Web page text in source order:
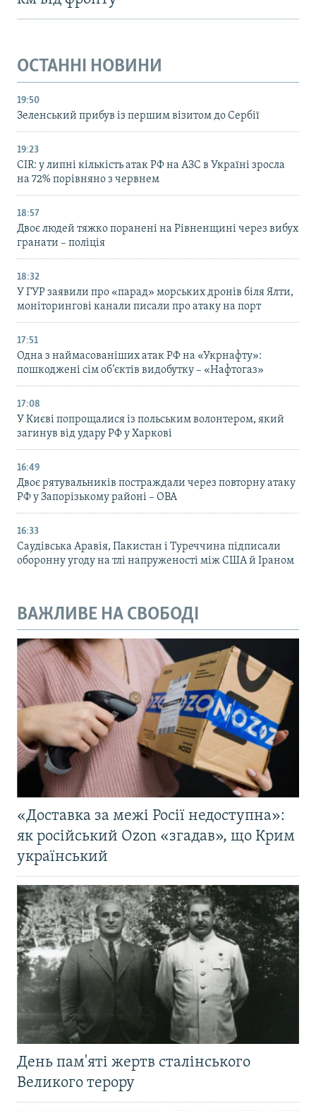
ОСТАННІ НОВИНИ
19:50
Зеленський прибув із першим візитом до Сербії
19:23
CIR: у липні кількість атак РФ на АЗС в Україні зросла
на 72% порівняно з червнем
18:57
Двоє людей тяжко поранені на Рівненщині через вибух
гранати – поліція
18:32
У ГУР заявили про «парад» морських дронів біля Ялти,
моніторингові канали писали про атаку на порт
17:51
Одна з наймасованіших атак РФ на «Укрнафту»:
пошкоджені сім об’єктів видобутку – «Нафтогаз»
17:08
У Києві попрощалися із польським волонтером, який
загинув від удару РФ у Харкові
16:49
Двоє рятувальників постраждали через повторну атаку
РФ у Запорізькому районі – ОВА
16:33
Саудівська Аравія, Пакистан і Туреччина підписали
оборонну угоду на тлі напруженості між США й Іраном
ВАЖЛИВЕ НА СВОБОДІ
«Доставка за межі Росії недоступна»:
як російський Ozon «згадав», що Крим
український
День пам'яті жертв сталінського
Великого терору